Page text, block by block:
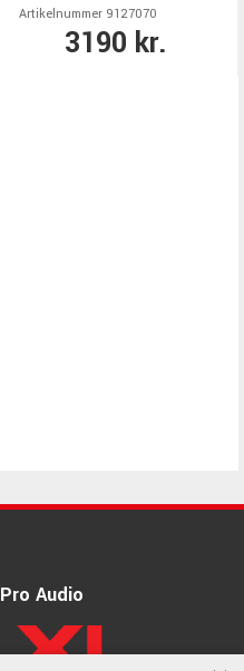
Artikelnummer 9127070
3190 kr.
Pro Audio